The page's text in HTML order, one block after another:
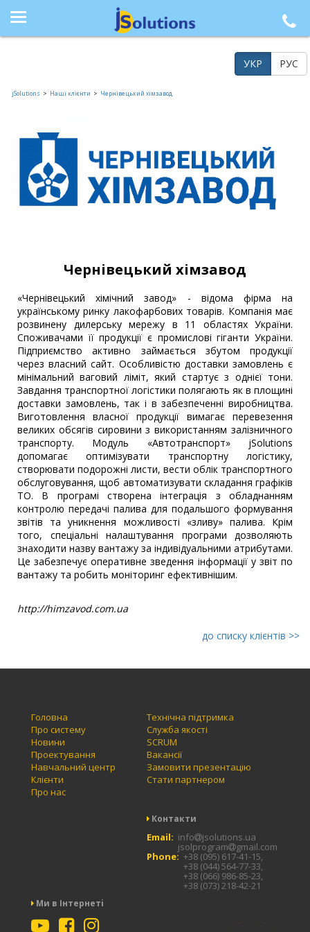
+38 (044) 564-77-33, +38 (095) 617-41-15, +38 (066) 986-85-23, +38 (073) 218-42-21
УКР РУС
jSolutions > Наші клієнти > Чернівецький хімзавод
Чернівецький хімзавод
«Чернівецький хімічний завод» - відома фірма на
українському ринку лакофарбових товарів. Компанія має
розвинену дилерську мережу в 11 областях України.
Споживачами її продукції є промислові гіганти України.
Підприємство активно займається збутом продукції
через власний сайт. Особливістю доставки замовлень є
мінімальний ваговий ліміт, який стартує з однієї тони.
Завдання транспортної логістики полягають як в площині
доставки замовлень, так і в забезпеченні виробництва.
Виготовлення власної продукції вимагає перевезення
великих обсягів сировини з використанням залізничного
транспорту. Модуль «Автотранспорт» jSolutions
допомагає оптимізувати транспортну логістику,
створювати подорожні листи, вести облік транспортного
обслуговування, щоб автоматизувати складання графіків
ТО. В програмі створена інтеграція з обладнанням
контролю передачі палива для подальшого формування
звітів та уникнення можливості «зливу» палива. Крім
того, спеціальні налаштування програми дозволяють
знаходити назву вантажу за індивідуальними атрибутами.
Це забезпечує оперативне зведення інформації у звіт по
вантажу та робить моніторинг ефективнішим.
http://himzavod.com.ua
до списку клiєнтiв >>
Головна
Про систему
Новини
Проектування
Навчальний центр
Клієнти
Про нас
Технічна підтримка
Служба якості
SCRUM
Вакансії
Замовити презентацію
Стати партнером
Контакти
Email: info jsolutions.ua
jsolprogram gmail.com
Phone: +38 (095) 617-41-15,
+38 (044) 564-77-33,
+38 (066) 986-85-23,
+38 (073) 218-42-21
Ми в Iнтернетi